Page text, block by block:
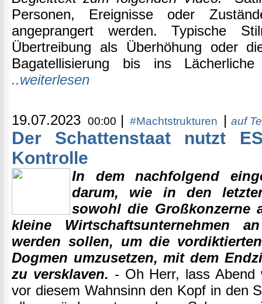
Personen, Ereignisse oder
angeprangert werden. Typische
Übertreibung als Überhöhung oder
Bagatellisierung bis ins
..weiterlesen
19.07.2023 00:00 | #Machtstrukturen | auf
Der Schattenstaat nutzt
Kontrolle
In dem nachfolgend
darum, wie in den
sowohl die Großkonzerne
kleine Wirtschaftsunternehmen
werden sollen, um die
Dogmen umzusetzen, mit dem
zu versklaven. - Oh Herr, lass
vor diesem Wahnsinn den Kopf in den